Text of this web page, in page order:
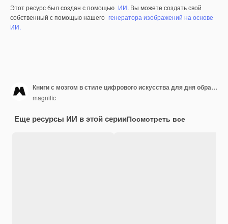
Этот ресурс был создан с помощью ИИ. Вы можете создать свой
собственный с помощью нашего генератора изображений на основе
ИИ.
Книги с мозгом в стиле цифрового искусства для дня образования
magnific
Еще ресурсы ИИ в этой серииПосмотреть все